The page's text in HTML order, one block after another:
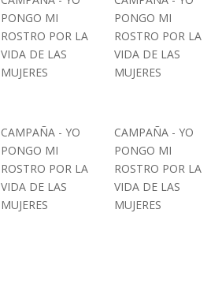
PONGO MI
ROSTRO POR LA
VIDA DE LAS
MUJERES
PONGO MI
ROSTRO POR LA
VIDA DE LAS
MUJERES
CAMPAÑA - YO
PONGO MI
ROSTRO POR LA
VIDA DE LAS
MUJERES
CAMPAÑA - YO
PONGO MI
ROSTRO POR LA
VIDA DE LAS
MUJERES